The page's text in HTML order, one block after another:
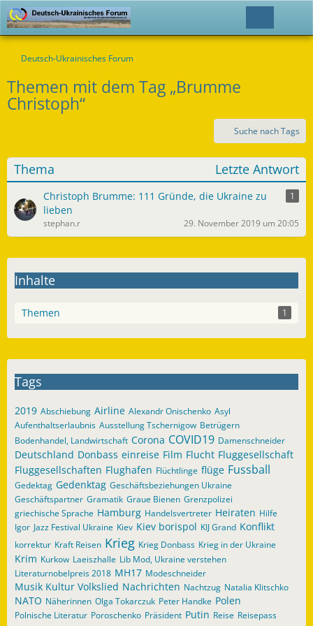
Deutsch-Ukrainisches Forum
Themen mit dem Tag „Brumme
Christoph“
Suche nach Tags
Thema Letzte Antwort
Christoph Brumme: 111 Gründe, die Ukraine zu
lieben
1
stephan.r 29. November 2019 um 20:05
Inhalte
Themen 1
Tags
2019 Abschiebung Airline Alexandr Onischenko Asyl
Aufenthaltserlaubnis Ausstellung Tschernigow Betrügern
Bodenhandel, Landwirtschaft Corona COVID19 Damenschneider
Deutschland Donbass einreise Film Flucht Fluggesellschaft
Fluggesellschaften Flughafen Flüchtlinge flüge Fussball
Gedektag Gedenktag Geschäftsbeziehungen Ukraine
Geschäftspartner Gramatik Graue Bienen Grenzpolizei
griechische Sprache Hamburg Handelsvertreter Heiraten Hilfe
Igor Jazz Festival Ukraine Kiev Kiev borispol KIJ Grand Konflikt
korrektur Kraft Reisen Krieg Krieg Donbass Krieg in der Ukraine
Krim Kurkow Laeiszhalle Lib Mod, Ukraine verstehen
Literaturnobelpreis 2018 MH17 Modeschneider
Musik Kultur Volkslied Nachrichten Nachtzug Natalia Klitschko
NATO Näherinnen Olga Tokarczuk Peter Handke Polen
Polnische Literatur Poroschenko Präsident Putin Reise Reisepass